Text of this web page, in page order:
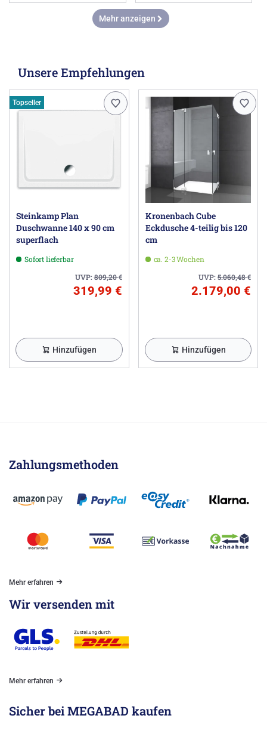
Mehr anzeigen
Unsere Empfehlungen
Topseller
Steinkamp Plan
Duschwanne 140 x 90 cm
superflach
Sofort lieferbar
UVP:809,20€
319,99 €
Hinzufügen
Kronenbach Cube
Eckdusche 4-teilig bis 120
cm
ca. 2-3 Wochen
UVP:5.060,48€
2.179,00 €
Hinzufügen
Zahlungsmethoden
Mehr erfahren
Wir versenden mit
Mehr erfahren
Sicher bei MEGABAD kaufen